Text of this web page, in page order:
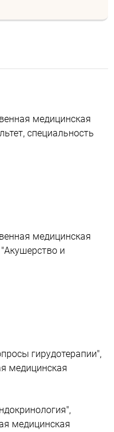
медицинская
специальность
медицинская
и
гирудотерапии",
медицинская
медицинская